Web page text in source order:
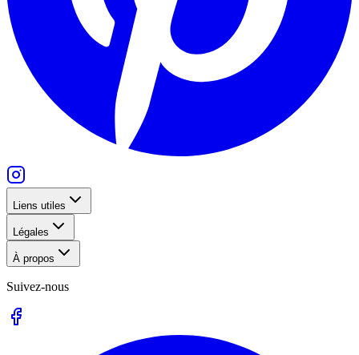
Liens utiles
Légales
À propos
Suivez-nous